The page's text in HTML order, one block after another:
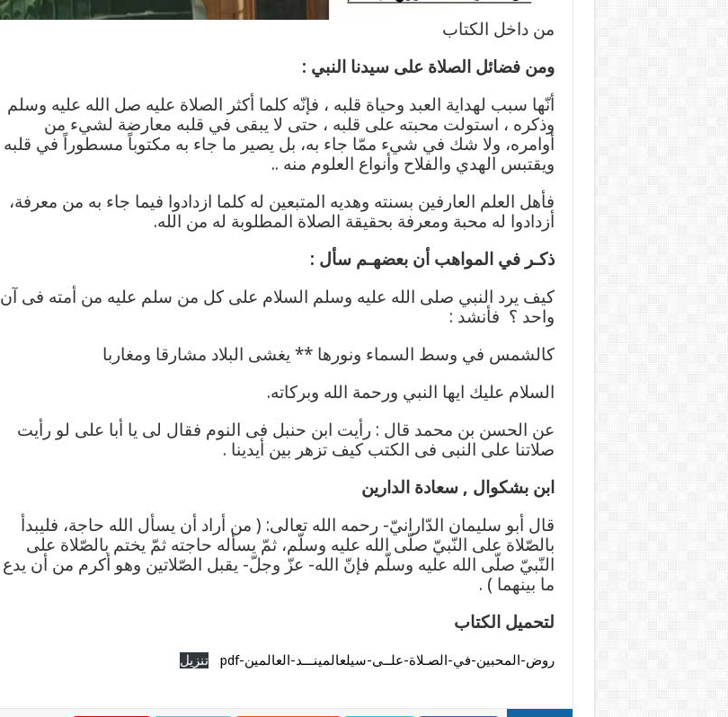
من داخل الكتاب
ومن فضائل الصلاة على سيدنا النبي :
أنّها سبب لهداية العبد وحياة قلبه ، فإنّه كلما أكثر الصلاة عليه صل الله عليه وسلم
وذكره ، استولت محبته على قلبه ، حتى لا يبقى في قلبه معارضة لشيء من
أوامره، ولا شك في شيء ممّا جاء به، بل يصير ما جاء به مكتوباً مسطوراً في قلبه
ويقتبس الهدي والفلاح وأنواع العلوم منه ..
فأهل العلم العارفين بسنته وهديه المتبعين له كلما ازدادوا فيما جاء به من معرفة،
أزدادوا له محبة ومعرفة بحقيقة الصلاة المطلوبة له من الله.
ذكـر في المواهب أن بعضهـم سأل :
كيف يرد النبي صلى الله عليه وسلم السلام على كل من سلم عليه من أمته فى آن
واحد ؟ فأنشد :
كالشمس في وسط السماء ونورها ** يغشى البلاد مشارقا ومغاربا
السلام عليك ايها النبي ورحمة الله وبركاته.
عن الحسن بن محمد قال : رأيت ابن حنبل فى النوم فقال لى يا أبا على لو رأيت
صلاتنا على النبى فى الكتب كيف تزهر بين أيدينا .
ابن بشكوال , سعادة الدارين
قال أبو سليمان الدّارانيّ- رحمه الله تعالى: ( من أراد أن يسأل الله حاجة، فليبدأ
بالصّلاة على النّبيّ صلّى الله عليه وسلّم، ثمّ يسأله حاجته ثمّ يختم بالصّلاة على
النّبيّ صلّى الله عليه وسلّم فإنّ الله- عزّ وجلّ- يقبل الصّلاتين وهو أكرم من أن يدع
ما بينهما ) .
لتحميل الكتاب
روض-المحبين-في-الصـلاة-علــى-سيلعالمينـــد-العالمين-pdf تنزيل